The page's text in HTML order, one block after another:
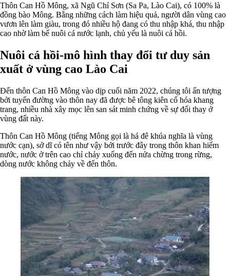
Thôn Can Hồ Mông, xã Ngũ Chỉ Sơn (Sa Pa, Lào Cai), có 100% là
đồng bào Mông. Bằng những cách làm hiệu quả, người dân vùng cao
vươn lên làm giàu, trong đó nhiều hộ đang có thu nhập khá, thu nhập
cao nhờ làm bể nuôi cá nước lạnh, chủ yếu là nuôi cá hồi.
Nuôi cá hồi-mô hình thay đổi tư duy sản
xuất ở vùng cao Lào Cai
Đến thôn Can Hồ Mông vào dịp cuối năm 2022, chúng tôi ấn tượng
bởi tuyến đường vào thôn nay đã được bê tông kiên cố hóa khang
trang, nhiều nhà xây mọc lên san sát minh chứng về sự đổi thay ở
vùng đất này.
Thôn Can Hồ Mông (tiếng Mông gọi là há đê khúa nghĩa là vùng
nước cạn), sở dĩ có tên như vậy bởi trước đây trong thôn khan hiếm
nước, nước ở trên cao chỉ chảy xuống đến nửa chừng trong rừng,
dòng nước không chảy về đến thôn.